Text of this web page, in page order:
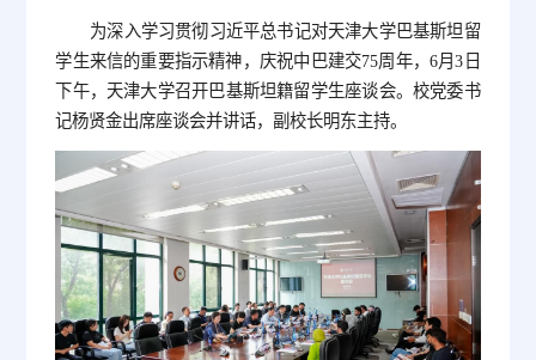
为深入学习贯彻习近平总书记对天津大学巴基斯坦留
学生来信的重要指示精神，庆祝中巴建交75周年，6月3日
下午，天津大学召开巴基斯坦籍留学生座谈会。校党委书
记杨贤金出席座谈会并讲话，副校长明东主持。